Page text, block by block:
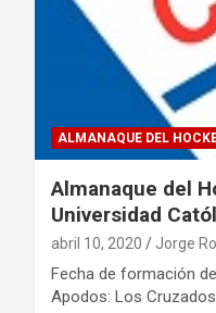
ALMANAQUE DEL
Almanaque del
Universidad
abril 10, 2020 Jorge
Fecha de formación
Apodos: Los